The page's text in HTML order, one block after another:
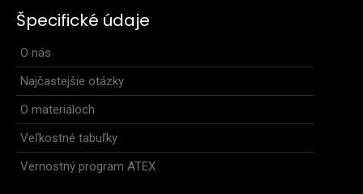
Elastické šortky ELEMENT
Elastické šortky ELEMENTElastické šortky ELEMENT sú
Špecifické údaje
O nás
Najčastejšie otázky
O materiáloch
Veľkostné tabuľky
Vernostný program ATEX